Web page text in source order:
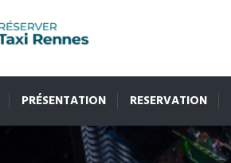
PRÉSENTATION RESERVATION